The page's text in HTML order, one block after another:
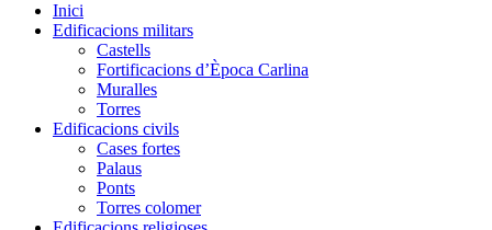
Inici
Edificacions militars
Castells
Fortificacions d’Època Carlina
Muralles
Torres
Edificacions civils
Cases fortes
Palaus
Ponts
Torres colomer